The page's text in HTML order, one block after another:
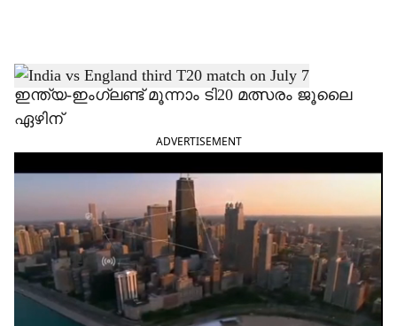
h
a
r
e
ഇന്ത്യ-ഇംഗ്ലണ്ട് മൂന്നാം ടി20 മത്സരം ജൂലൈ
ഏഴിന്
ADVERTISEMENT